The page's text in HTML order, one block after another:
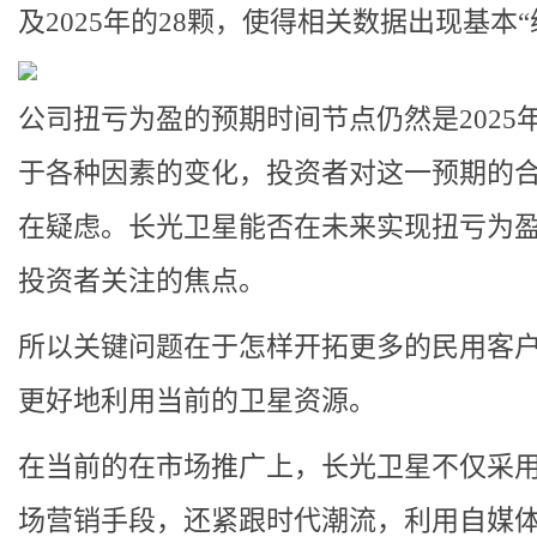
及2025年的28颗，使得相关数据出现基本“
公司扭亏为盈的预期时间节点仍然是2025
于各种因素的变化，投资者对这一预期的
在疑虑。长光卫星能否在未来实现扭亏为
投资者关注的焦点。
所以关键问题在于怎样开拓更多的民用客
更好地利用当前的卫星资源。
在当前的在市场推广上，长光卫星不仅采
场营销手段，还紧跟时代潮流，利用自媒